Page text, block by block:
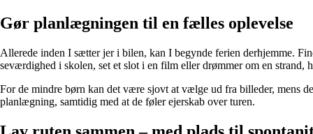
Gør planlægningen til en fælles oplevelse
Allerede inden I sætter jer i bilen, kan I begynde ferien derhjemme.
seværdighed i skolen, set et slot i en film eller drømmer om en strand,
For de mindre børn kan det være sjovt at vælge ud fra billeder, mens
planlægning, samtidig med at de føler ejerskab over turen.